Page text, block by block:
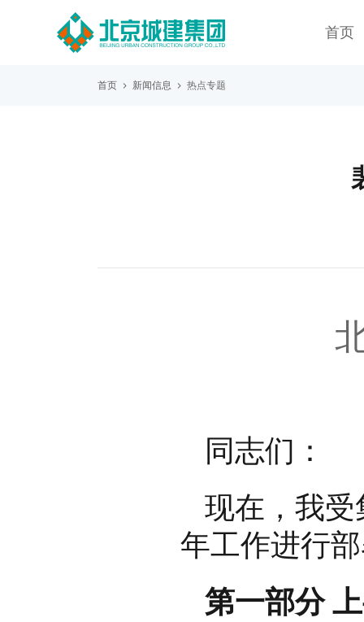
首页
首页 新闻信息 热点专题
同志们：
现在，我
年工作进行
第一部分